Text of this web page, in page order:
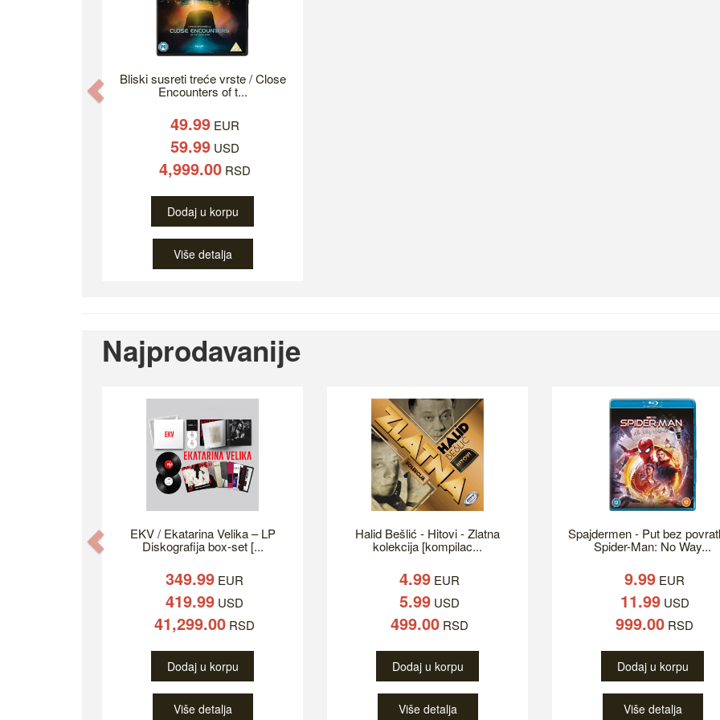
Bliski susreti treće vrste / Close
Encounters of t...
49.99EUR
59.99USD
4,999.00RSD
Dodaj u korpu
Više detalja
Previous
Najprodavanije
EKV / Ekatarina Velika – LP
Diskografija box-set [...
349.99 EUR
419.99 USD
41,299.00 RSD
Dodaj u korpu
Više detalja
Halid Bešlić - Hitovi - Zlatna
kolekcija [kompilac...
4.99 EUR
5.99 USD
499.00 RSD
Dodaj u korpu
Više detalja
Spajdermen - Put bez
Spider-Man: No Way...
9.99 EUR
11.99USD
999.00 RSD
Dodaj u korpu
Više detalja
Previous